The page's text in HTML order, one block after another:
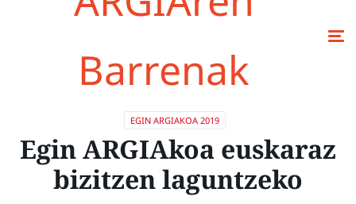
Barrenak
EGIN ARGIAKOA 2019
Egin ARGIAkoa euskaraz
bizitzen laguntzeko